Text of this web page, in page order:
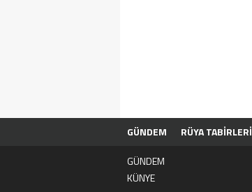
GÜNDEM RÜYA TABİRLERİ
GÜNDEM
KÜNYE